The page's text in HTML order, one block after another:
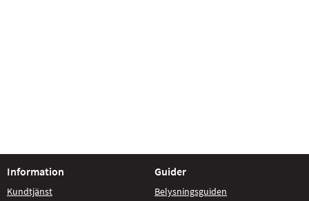
Information
Kundtjänst
Guider
Belysningsguiden